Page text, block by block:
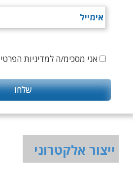
אני מסכימ/ה למדיניות
ייצור אלקטרוני